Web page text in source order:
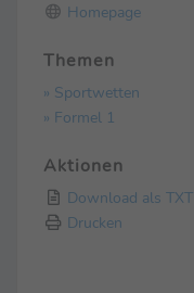
Homepage
Themen
» Sportwetten
» Formel 1
Aktionen
Download als TXT
Drucken